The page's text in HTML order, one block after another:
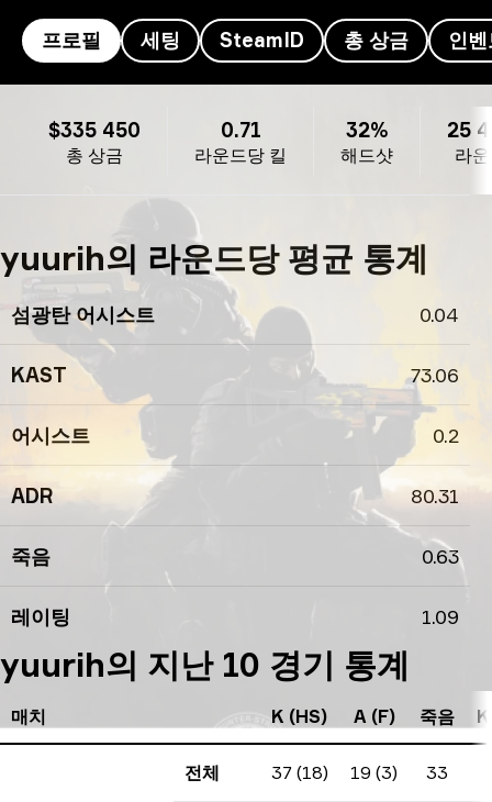
프로필 세팅 SteamID 총 상금 인
총 상금
$335 450
라운드당 킬
0.71
해드샷
32%
라
25
yuurih의 라운드당 평균 통계
섬광탄 어시스트 0.04
KAST 73.06
어시스트 0.2
ADR 80.31
죽음 0.63
레이팅 1.09
yuurih의 지난 10 경기 통계
매치 K (HS) A (F) 죽음
전체 37 (18) 19 (3) 33